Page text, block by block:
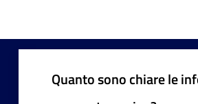
Quanto sono chiare le